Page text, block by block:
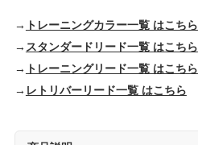
→ トレーニングカラー一覧 はこちら
→ スタンダードリード一覧 はこちら
→ トレーニングリード一覧 はこちら
→ レトリバーリード一覧 はこちら